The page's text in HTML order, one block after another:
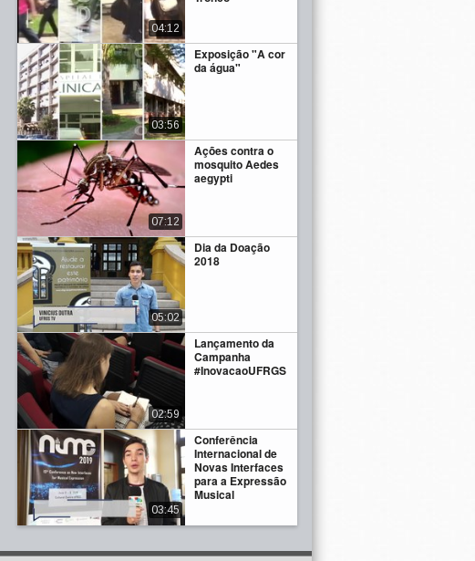
04:12
Exposição "A cor
da água"
03:56
Ações contra o
mosquito Aedes
aegypti
07:12
Dia da Doação
2018
05:02
Lançamento da
Campanha
#InovacaoUFRGS
02:59
Conferência
Internacional de
Novas Interfaces
para a Expressão
Musical
03:45